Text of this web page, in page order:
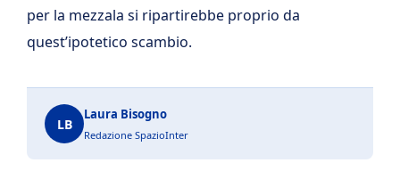
per la mezzala si ripartirebbe proprio da
quest’ipotetico scambio.
LB
Laura Bisogno
Redazione SpazioInter